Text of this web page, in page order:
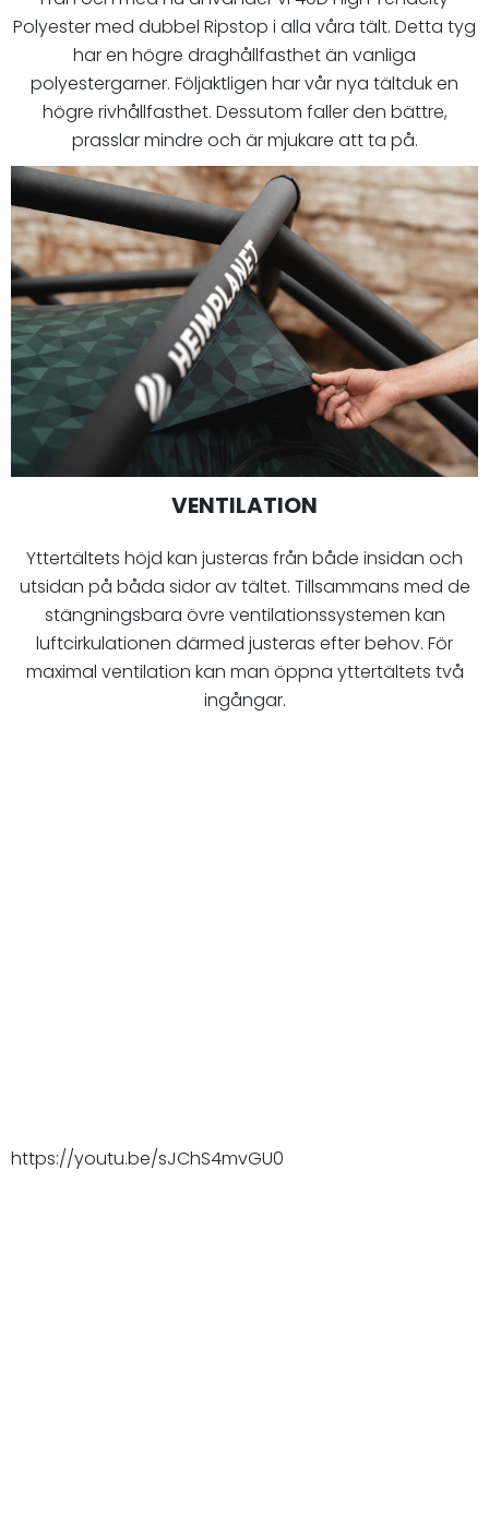
Polyester med dubbel Ripstop i alla våra tält. Detta tyg
har en högre draghållfasthet än vanliga
polyestergarner. Följaktligen har vår nya tältduk en
högre rivhållfasthet. Dessutom faller den bättre,
prasslar mindre och är mjukare att ta på.
VENTILATION
Yttertältets höjd kan justeras från både insidan och
utsidan på båda sidor av tältet. Tillsammans med de
stängningsbara övre ventilationssystemen kan
luftcirkulationen därmed justeras efter behov. För
maximal ventilation kan man öppna yttertältets två
ingångar.
https://youtu.be/sJChS4mvGU0